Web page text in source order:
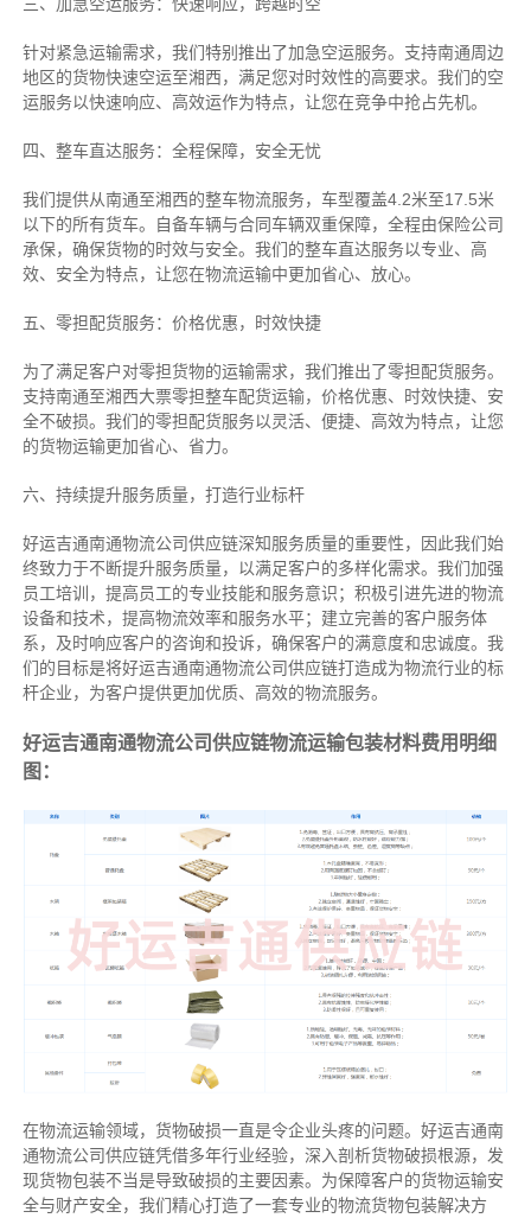
针对紧急运输需求，我们特别推出了加急空运服务。支持南通周边
地区的货物快速空运至湘西，满足您对时效性的高要求。我们的空
运服务以快速响应、高效运作为特点，让您在竞争中抢占先机。
四、整车直达服务：全程保障，安全无忧
我们提供从南通至湘西的整车物流服务，车型覆盖4.2米至17.5米
以下的所有货车。自备车辆与合同车辆双重保障，全程由保险公司
承保，确保货物的时效与安全。我们的整车直达服务以专业、高
效、安全为特点，让您在物流运输中更加省心、放心。
五、零担配货服务：价格优惠，时效快捷
为了满足客户对零担货物的运输需求，我们推出了零担配货服务。
支持南通至湘西大票零担整车配货运输，价格优惠、时效快捷、安
全不破损。我们的零担配货服务以灵活、便捷、高效为特点，让您
的货物运输更加省心、省力。
六、持续提升服务质量，打造行业标杆
好运吉通南通物流公司供应链深知服务质量的重要性，因此我们始
终致力于不断提升服务质量，以满足客户的多样化需求。我们加强
员工培训，提高员工的专业技能和服务意识；积极引进先进的物流
设备和技术，提高物流效率和服务水平；建立完善的客户服务体
系，及时响应客户的咨询和投诉，确保客户的满意度和忠诚度。我
们的目标是将好运吉通南通物流公司供应链打造成为物流行业的标
杆企业，为客户提供更加优质、高效的物流服务。
好运吉通南通物流公司供应链物流运输包装材料费用明细
图：
在物流运输领域，货物破损一直是令企业头疼的问题。好运吉通南
通物流公司供应链凭借多年行业经验，深入剖析货物破损根源，发
现货物包装不当是导致破损的主要因素。为保障客户的货物运输安
全与财产安全，我们精心打造了一套专业的物流货物包装解决方